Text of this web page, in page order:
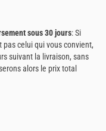
sous 30 jours: Si
pas celui qui vous convient,
suivant la livraison, sans
alors le prix total